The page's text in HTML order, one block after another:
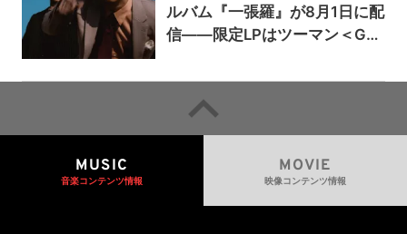
ルバム『一張羅』が8月1日に配
信——限定LPはツーマン＜Gai
MUSIC
音楽コンテンツ情報
MOVIE
映像コンテンツ情報